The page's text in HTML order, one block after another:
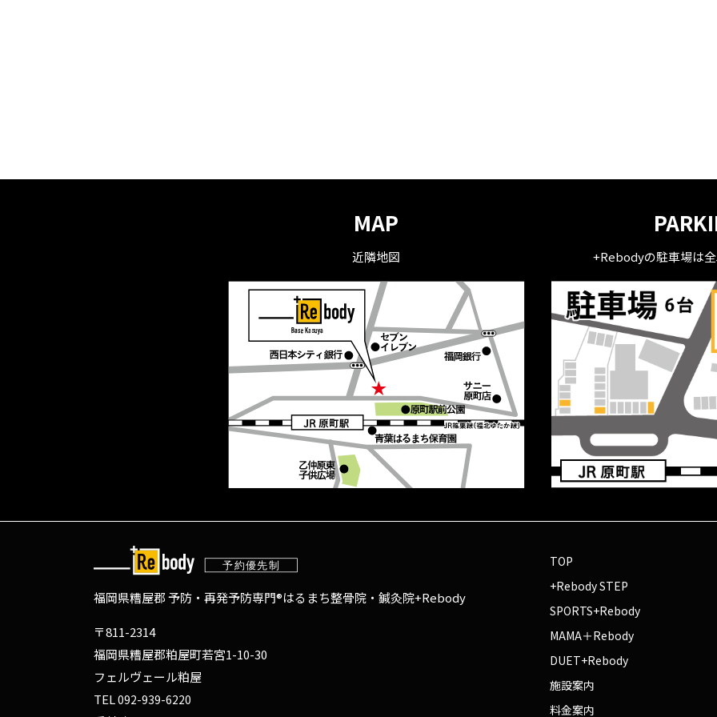
MAP
近隣地図 +Rebodyの駐車場は
福岡県糟屋郡 予防・再発予防専門®はるまち整骨院・鍼灸院+Rebody
〒811-2314
福岡県糟屋郡粕屋町若宮1-10-30
フェルヴェール粕屋
TEL092-939-6220
TOP
+Rebody STEP
SPORTS+Rebody
MAMA＋Rebody
DUET+Rebody
施設案内
料金案内